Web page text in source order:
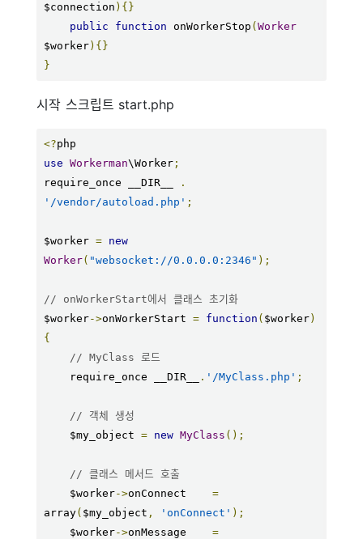
$connection ){}
public
function onWorkerStop ( Worker
$worker){}
}
시작 스크립트 start.php
<?
use Workerman\Worker;
require_once __DIR__
.
'/vendor/autoload.php' ;
$worker =
new
Worker( "websocket://0.0.0.0:2346" );
// onWorkerStart에서 클래스 초기화
$worker->onWorkerStart = function ( $worker)
{
// MyClass 로드
    require_once __DIR__
. '/MyClass.php' ;
// 객체 생성
    $my_object
= new MyClass ();
// 클래스 메서드 호출
    $worker
->onConnect =
array( $my_object , 'onConnect' );
    $worker
->onMessage =